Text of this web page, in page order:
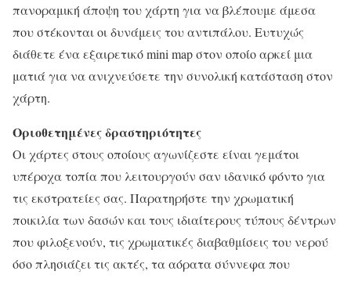
πανοραμική άποψη του χάρτη για να βλέπουμε άμεσα
που στέκονται οι δυνάμεις του αντιπάλου. Ευτυχώς
διάθετε ένα εξαιρετικό mini map στον οποίο αρκεί μια
ματιά για να ανιχνεύσετε την συνολική κατάσταση στον
χάρτη.
Οριοθετημένες δραστηριότητες
Οι χάρτες στους οποίους αγωνίζεστε είναι γεμάτοι
υπέροχα τοπία που λειτουργούν σαν ιδανικό φόντο για
τις εκστρατείες σας. Παρατηρήστε την χρωματική
ποικιλία των δασών και τους ιδιαίτερους τύπους δέντρων
που φιλοξενούν, τις χρωματικές διαβαθμίσεις του νερού
όσο πλησιάζει τις ακτές, τα αόρατα σύννεφα που